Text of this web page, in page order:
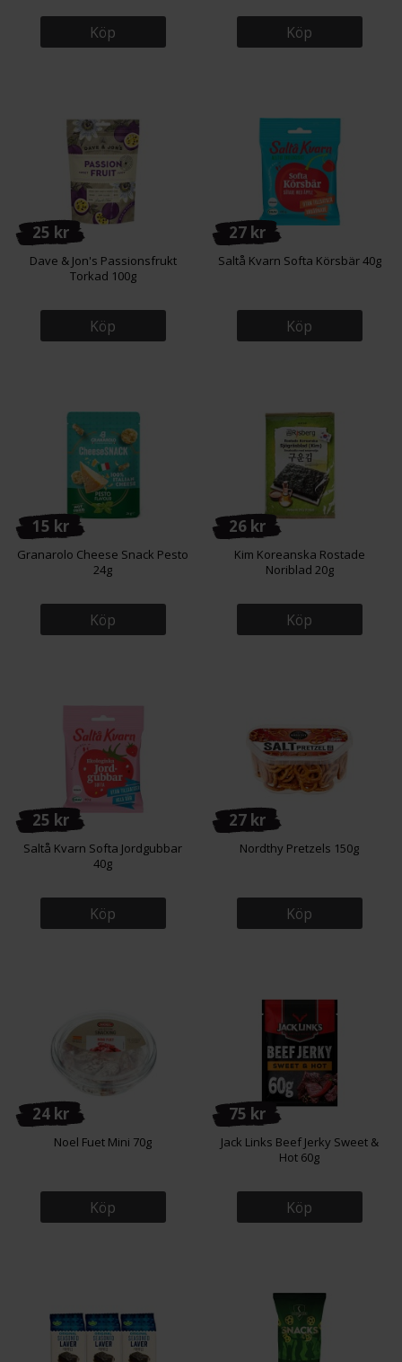
Köp Köp
25 kr
Dave & Jon's Passionsfrukt
Torkad 100g
Köp
27 kr
Saltå Kvarn Softa Körsbär 40g
Köp
15 kr
Granarolo Cheese Snack Pesto
24g
Köp
26 kr
Kim Koreanska Rostade
Noriblad 20g
Köp
25 kr
Saltå Kvarn Softa Jordgubbar
40g
Köp
27 kr
Nordthy Pretzels 150g
Köp
24 kr
Noel Fuet Mini 70g
Köp
75 kr
Jack Links Beef Jerky Sweet &
Hot 60g
Köp